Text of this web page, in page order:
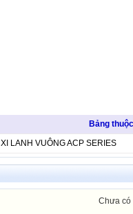
Bảng
XI LANH VUÔNG ACP SERIES
Chưa có